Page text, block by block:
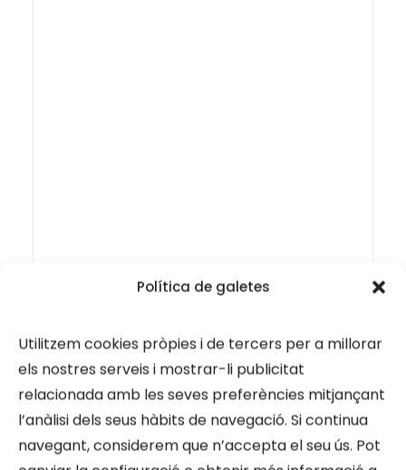
Política de galetes
Utilitzem cookies pròpies i de tercers per a millorar
els nostres serveis i mostrar-li publicitat
relacionada amb les seves preferències mitjançant
l’anàlisi dels seus hàbits de navegació. Si continua
navegant, considerem que n’accepta el seu ús. Pot